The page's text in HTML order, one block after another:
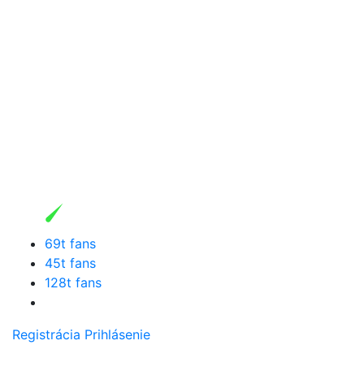
69t fans
45t fans
128t fans
Registrácia Prihlásenie